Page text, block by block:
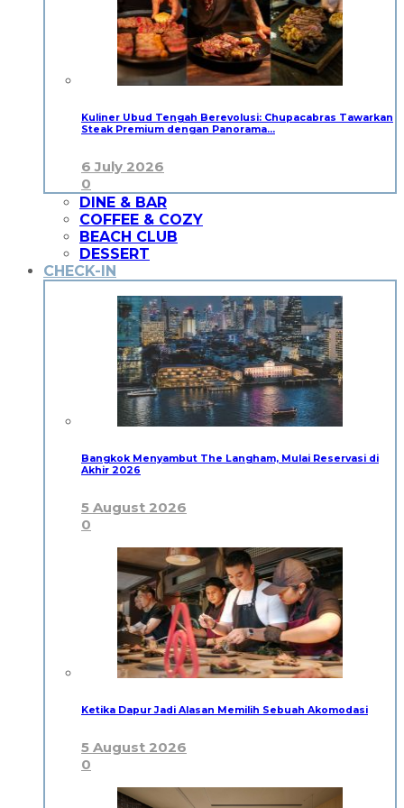
Kuliner Ubud Tengah Berevolusi: Chupacabras Tawarkan
Steak Premium dengan Panorama…
6 July 2026
0
DINE & BAR
COFFEE & COZY
BEACH CLUB
DESSERT
CHECK-IN
Bangkok Menyambut The Langham, Mulai Reservasi di
Akhir 2026
5 August 2026
0
Ketika Dapur Jadi Alasan Memilih Sebuah Akomodasi
5 August 2026
0